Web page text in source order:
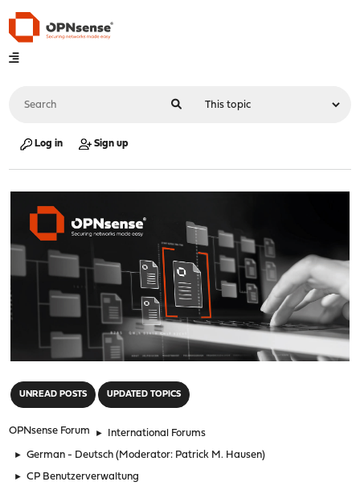
Log in Sign up
UNREAD POSTS UPDATED TOPICS
OPNsense Forum ► International Forums
► German - Deutsch (Moderator: Patrick M. Hausen)
► CP Benutzerverwaltung